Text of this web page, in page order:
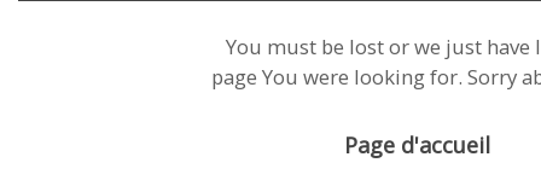
You must be lost or we just have
page You were looking for. Sorry
Page d'accueil